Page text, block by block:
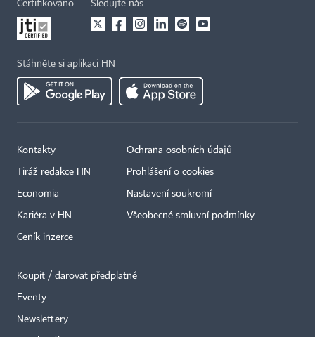
Certifikováno Sledujte nás
Stáhněte si aplikaci HN
Kontakty
Tiráž redakce HN
Economia
Kariéra v HN
Ceník inzerce
Ochrana osobních údajů
Prohlášení o cookies
Nastavení soukromí
Všeobecné smluvní podmínky
Koupit / darovat předplatné
Eventy
Newslettery